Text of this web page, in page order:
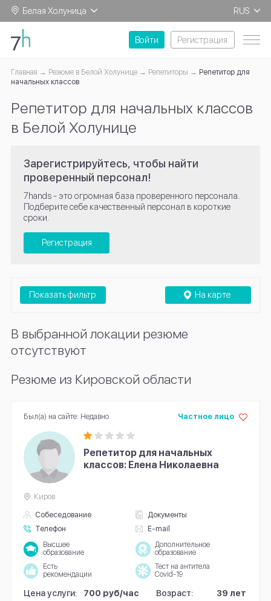
Белая Холуница
RUS
EN
Войти
Регистрация
Главная Резюме в Белой Холунице Репетиторы
Репетитор для
начальных классов
Репетитор для начальных классов
в Белой Холунице
Зарегистрируйтесь, чтобы найти
проверенный персонал!
7hands - это огромная база проверенного персонала.
Подберите себе качественный персонал в короткие
сроки.
Регистрация
На карте
Показать фильтр
В выбранной локации резюме
отсутствуют
Резюме из Кировской области
Репетитор для начальных
классов: Елена Николаевна
Собеседование
Документы
Телефон
E-mail
Частное лицо
Киров
Высшее
образование
Дополнительное
образование
Есть
рекомендации
Тест на антитела
Covid-19
Цена услуги: 700 руб/час Возраст: 39 лет
Был(а) на сайте: Недавно